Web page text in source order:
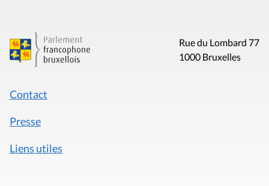
Rue du Lombard 77
1000 Bruxelles
Contact
Presse
Liens utiles